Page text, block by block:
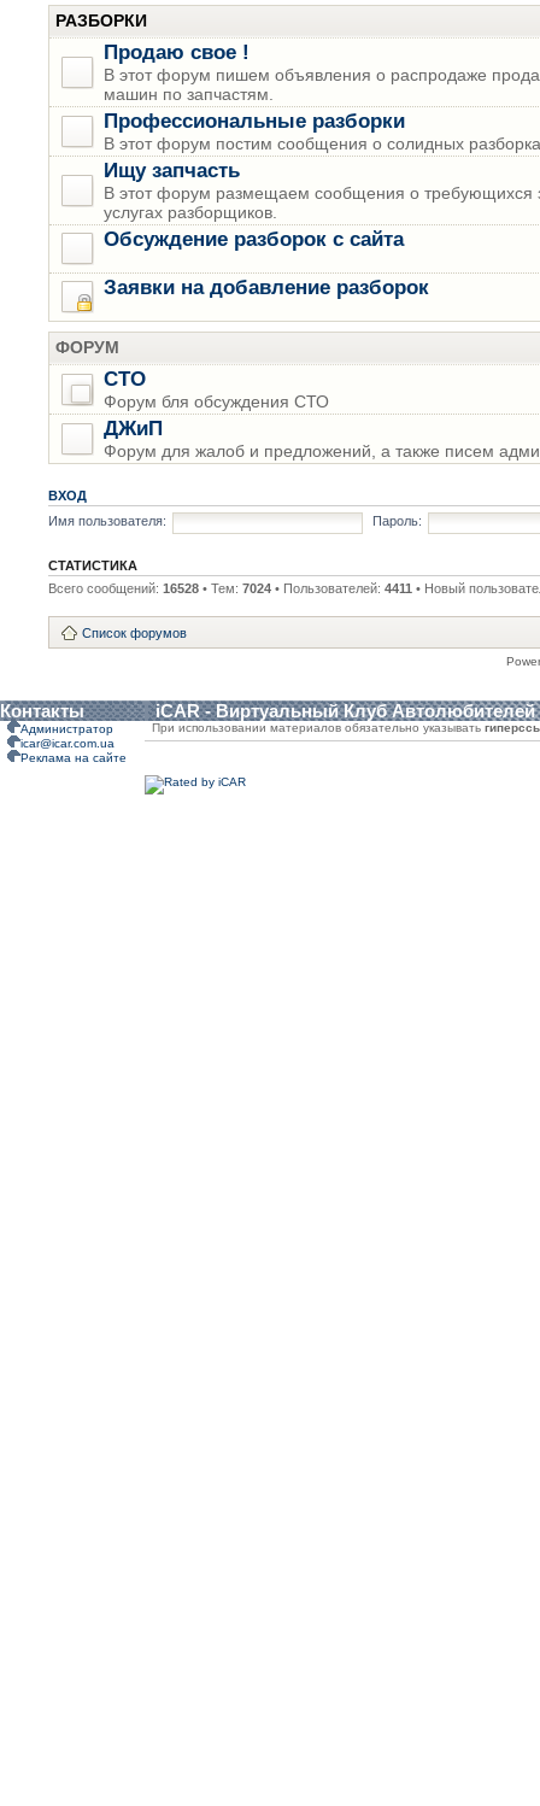
РАЗБОРКИ
Продаю свое !
В этот форум пишем объявления о распродаже
машин по запчастям.
Профессиональные разборки
В этот форум постим сообщения о солидных
Ищу запчасть
В этот форум размещаем сообщения о требующихся
услугах разборщиков.
Обсуждение разборок с сайта
Заявки на добавление разборок
ФОРУМ
СТО
Форум бля обсуждения СТО
ДЖиП
Форум для жалоб и предложений, а также писем
ВХОД
Имя пользователя:
Пароль:
СТАТИСТИКА
Всего сообщений: 16528 • Тем: 7024 • Пользователей: 4411 • Новый
Список форумов
Контакты iCAR - Виртуальный Клуб Автолюбителей
Администратор
icar@icar.com.ua
Реклама на сайте
При использовании материалов обязательно указывать